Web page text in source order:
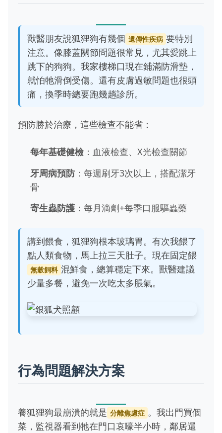
獸醫朋友說狐狸狗有幾個 遺傳性疾病 要特別
注意。像膝蓋關節問題很常見，尤其愛跳上
跳下的狗狗。我家樓梯口現在鋪滿防滑墊，
就怕牠滑倒受傷。還有皮膚過敏問題也很頭
痛，換季時總要跑幾趟診所。
預防勝於治療，這些檢查不能省：
每年基礎健檢：血液檢查、X光檢查關節
牙周病預防 ：每週刷牙3次以上，搭配潔牙
骨
寄生蟲防護 ：每月滴劑+每季口服驅蟲藥
講到餵食，狐狸狗根本玻璃胃。有次我餵了
點人類食物，馬上拉三天肚子。現在固定餵
無穀飼料 混鮮食，總算穩定下來。獸醫建議
少量多餐，避免一次吃太多脹氣。
行為問題解決方案
養狐狸狗最崩潰的就是 分離焦慮症 。我出門買個
菜，監視器看到牠在門口哀嚎半小時，鄰居還